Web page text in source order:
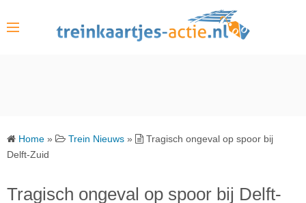
Home » Trein Nieuws »
Tragisch ongeval op spoor bij
Delft-Zuid
Tragisch ongeval op spoor bij Delft-